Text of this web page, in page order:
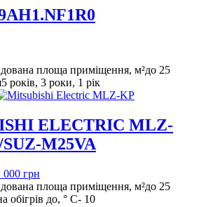
площа приміщення, м²до 25
5 років, 3 роки, 1 рік
ELECTRIC MLZ-
M25VA
000 грн
площа приміщення, м²до 25
обігрів до, ° С- 10